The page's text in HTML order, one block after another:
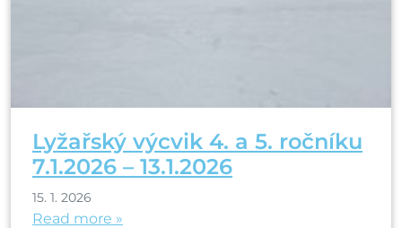
Lyžařský výcvik 4. a 5. ročníku
7.1.2026 – 13.1.2026
15. 1. 2026
Read more »